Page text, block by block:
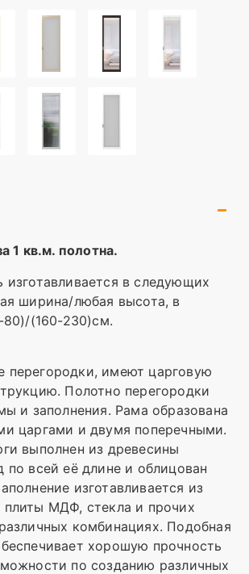
1 кв.м. полотна.
изготавливается в следующих
ширина/любая высота, в
80)/(160-230)см.
перегородки, имеют царговую
Полотно перегородки
и заполнения. Рама образована
царгами и двумя поперечными.
выполнен из древесины
по всей её длине и облицован
изготавливается из
плиты МДФ, стекла и прочих
комбинациях. Подобная
хорошую прочность
по созданию различных